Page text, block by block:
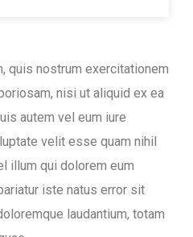
quis nostrum exercitationem
nisi ut aliquid ex ea
autem vel eum iure
velit esse quam nihil
illum qui dolorem eum
iste natus error sit
laudantium, totam